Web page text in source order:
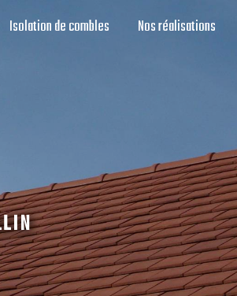
Isolation de combles Nos réalisations